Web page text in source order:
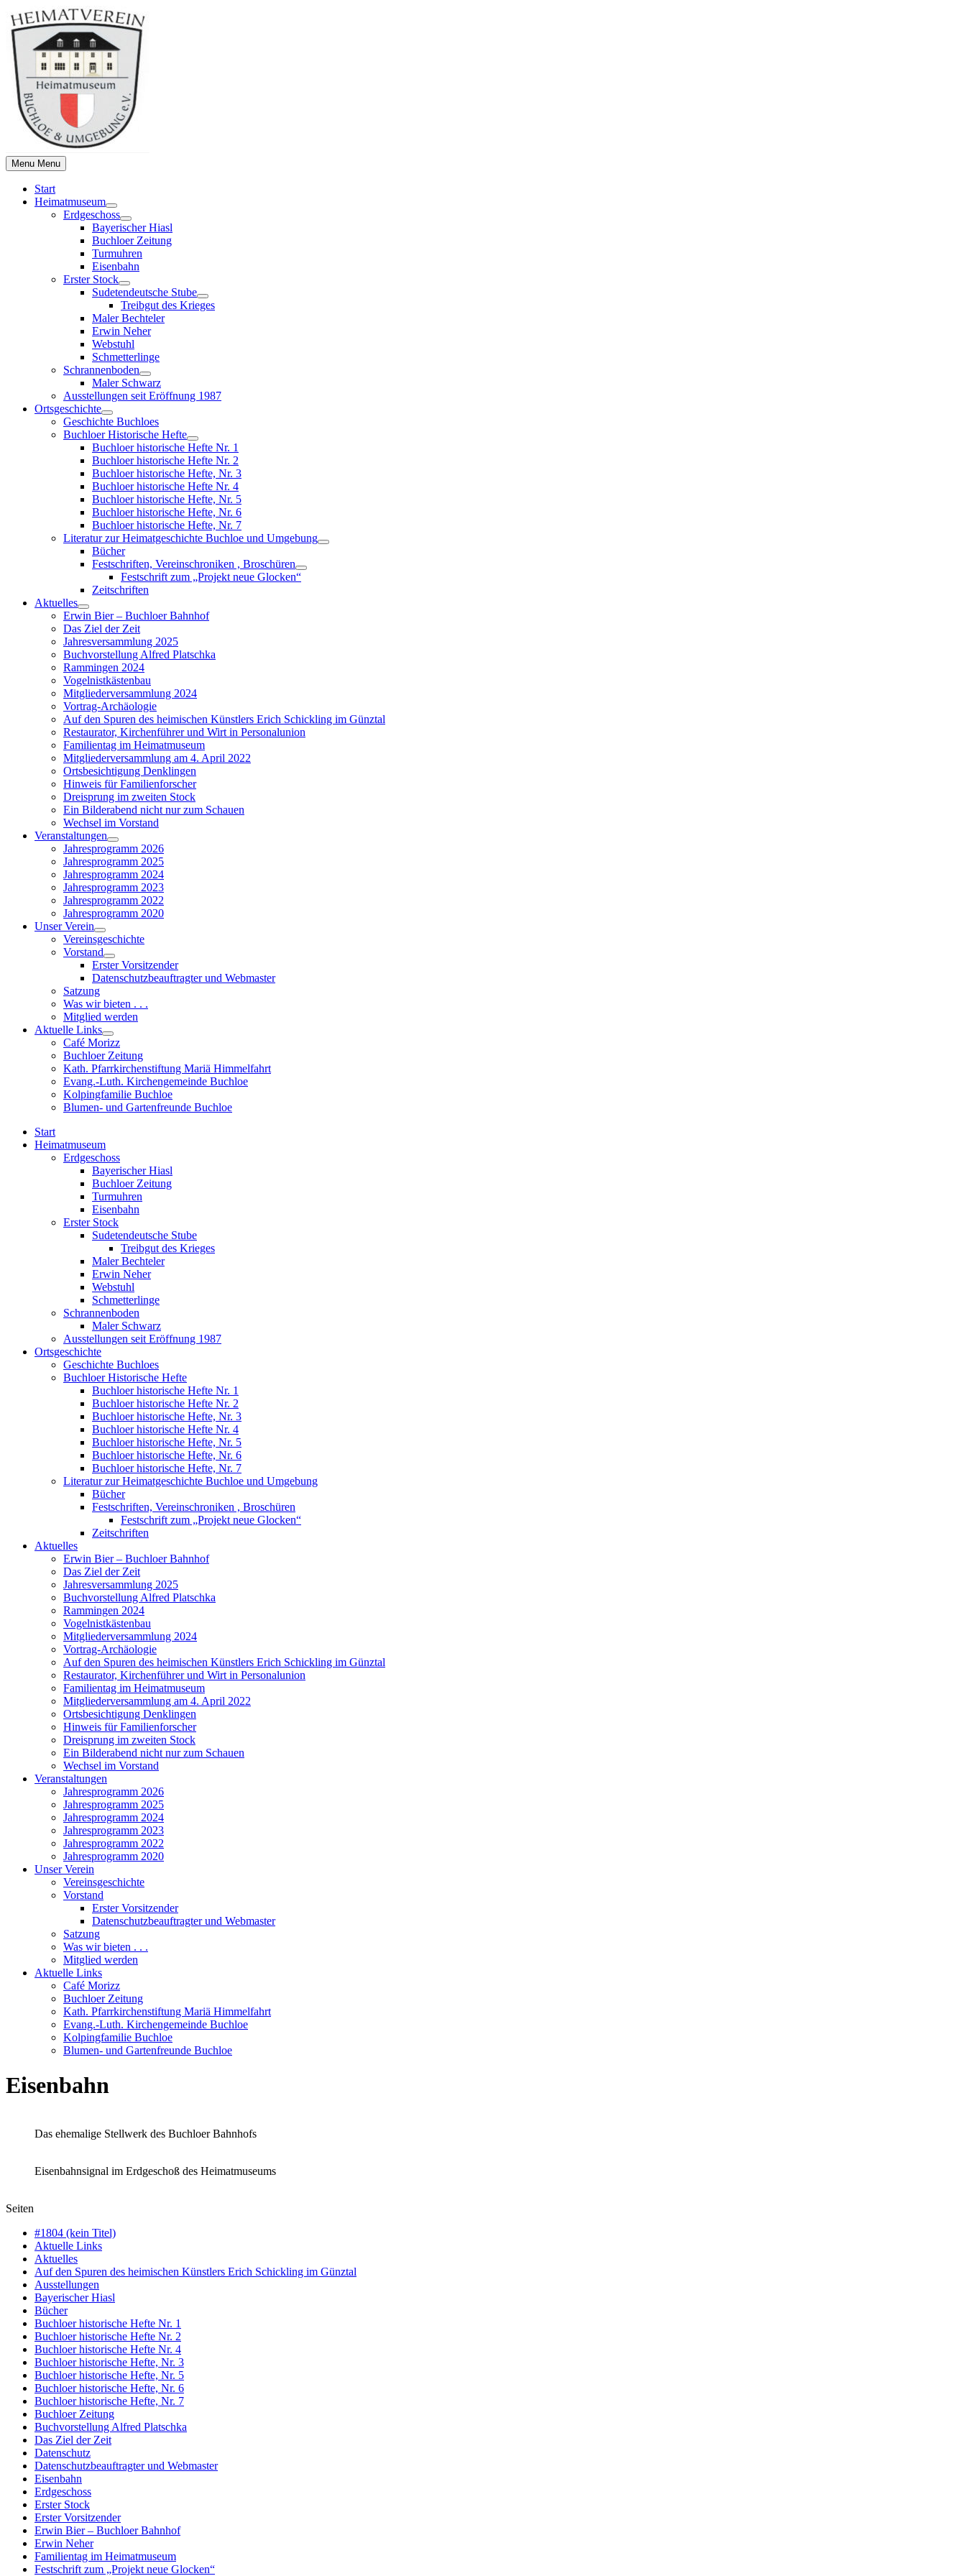
Skip
to
content
Menu Menu
Start
Heimatmuseum
Show
sub
menu
Erdgeschoss
Show
sub
menu
Bayerischer Hiasl
Buchloer Zeitung
Turmuhren
Eisenbahn
Erster Stock
Show
sub
menu
Sudetendeutsche Stube
Show
sub
Treibgut des Krieges
Maler Bechteler
Erwin Neher
Webstuhl
Schmetterlinge
Schrannenboden
Show
sub
menu
Maler Schwarz
Ausstellungen seit Eröffnung 1987
Ortsgeschichte
Show
sub
menu
Geschichte Buchloes
Buchloer Historische Hefte
Show
sub
menu
Buchloer historische Hefte Nr. 1
Buchloer historische Hefte Nr. 2
Buchloer historische Hefte, Nr. 3
Buchloer historische Hefte Nr. 4
Buchloer historische Hefte, Nr. 5
Buchloer historische Hefte, Nr. 6
Buchloer historische Hefte, Nr. 7
Literatur zur Heimatgeschichte Buchloe und Umgebung
Show
Bücher
Festschriften, Vereinschroniken , Broschüren
Show
sub
Festschrift zum „Projekt neue Glocken“
Zeitschriften
Aktuelles
Show
sub
menu
Erwin Bier – Buchloer Bahnhof
Das Ziel der Zeit
Jahresversammlung 2025
Buchvorstellung Alfred Platschka
Rammingen 2024
Vogelnistkästenbau
Mitgliederversammlung 2024
Vortrag-Archäologie
Auf den Spuren des heimischen Künstlers Erich Schickling im Günztal
Restaurator, Kirchenführer und Wirt in Personalunion
Familientag im Heimatmuseum
Mitgliederversammlung am 4. April 2022
Ortsbesichtigung Denklingen
Hinweis für Familienforscher
Dreisprung im zweiten Stock
Ein Bilderabend nicht nur zum Schauen
Wechsel im Vorstand
Veranstaltungen
Show
sub
menu
Jahresprogramm 2026
Jahresprogramm 2025
Jahresprogramm 2024
Jahresprogramm 2023
Jahresprogramm 2022
Jahresprogramm 2020
Unser Verein
Show
sub
menu
Vereinsgeschichte
Vorstand
Show
sub
menu
Erster Vorsitzender
Datenschutzbeauftragter und Webmaster
Satzung
Was wir bieten . . .
Mitglied werden
Aktuelle Links
Show
sub
menu
Café Morizz
Buchloer Zeitung
Kath. Pfarrkirchenstiftung Mariä Himmelfahrt
Evang.-Luth. Kirchengemeinde Buchloe
Kolpingfamilie Buchloe
Blumen- und Gartenfreunde Buchloe
Start
Heimatmuseum
Erdgeschoss
Bayerischer Hiasl
Buchloer Zeitung
Turmuhren
Eisenbahn
Erster Stock
Sudetendeutsche Stube
Treibgut des Krieges
Maler Bechteler
Erwin Neher
Webstuhl
Schmetterlinge
Schrannenboden
Maler Schwarz
Ausstellungen seit Eröffnung 1987
Ortsgeschichte
Geschichte Buchloes
Buchloer Historische Hefte
Buchloer historische Hefte Nr. 1
Buchloer historische Hefte Nr. 2
Buchloer historische Hefte, Nr. 3
Buchloer historische Hefte Nr. 4
Buchloer historische Hefte, Nr. 5
Buchloer historische Hefte, Nr. 6
Buchloer historische Hefte, Nr. 7
Literatur zur Heimatgeschichte Buchloe und Umgebung
Bücher
Festschriften, Vereinschroniken , Broschüren
Festschrift zum „Projekt neue Glocken“
Zeitschriften
Aktuelles
Erwin Bier – Buchloer Bahnhof
Das Ziel der Zeit
Jahresversammlung 2025
Buchvorstellung Alfred Platschka
Rammingen 2024
Vogelnistkästenbau
Mitgliederversammlung 2024
Vortrag-Archäologie
Auf den Spuren des heimischen Künstlers Erich Schickling im Günztal
Restaurator, Kirchenführer und Wirt in Personalunion
Familientag im Heimatmuseum
Mitgliederversammlung am 4. April 2022
Ortsbesichtigung Denklingen
Hinweis für Familienforscher
Dreisprung im zweiten Stock
Ein Bilderabend nicht nur zum Schauen
Wechsel im Vorstand
Veranstaltungen
Jahresprogramm 2026
Jahresprogramm 2025
Jahresprogramm 2024
Jahresprogramm 2023
Jahresprogramm 2022
Jahresprogramm 2020
Unser Verein
Vereinsgeschichte
Vorstand
Erster Vorsitzender
Datenschutzbeauftragter und Webmaster
Satzung
Was wir bieten . . .
Mitglied werden
Aktuelle Links
Café Morizz
Buchloer Zeitung
Kath. Pfarrkirchenstiftung Mariä Himmelfahrt
Evang.-Luth. Kirchengemeinde Buchloe
Kolpingfamilie Buchloe
Blumen- und Gartenfreunde Buchloe
Eisenbahn
Das ehemalige Stellwerk des Buchloer Bahnhofs
Eisenbahnsignal im Erdgeschoß des Heimatmuseums
Seiten
#1804 (kein Titel)
Aktuelle Links
Aktuelles
Auf den Spuren des heimischen Künstlers Erich Schickling im Günztal
Ausstellungen
Bayerischer Hiasl
Bücher
Buchloer historische Hefte Nr. 1
Buchloer historische Hefte Nr. 2
Buchloer historische Hefte Nr. 4
Buchloer historische Hefte, Nr. 3
Buchloer historische Hefte, Nr. 5
Buchloer historische Hefte, Nr. 6
Buchloer historische Hefte, Nr. 7
Buchloer Zeitung
Buchvorstellung Alfred Platschka
Das Ziel der Zeit
Datenschutz
Datenschutzbeauftragter und Webmaster
Eisenbahn
Erdgeschoss
Erster Stock
Erster Vorsitzender
Erwin Bier – Buchloer Bahnhof
Erwin Neher
Familientag im Heimatmuseum
Festschrift zum „Projekt neue Glocken“